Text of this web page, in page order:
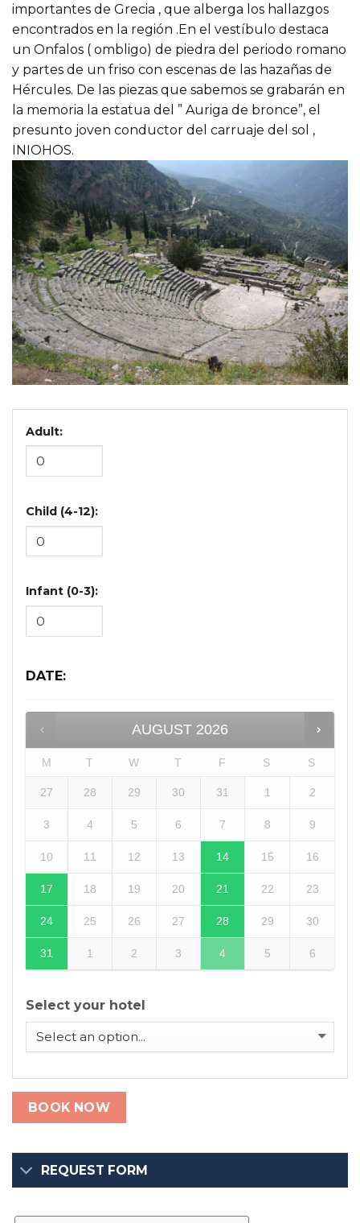
importantes de Grecia , que alberga los hallazgos
encontrados en la región .En el vestíbulo destaca
un Onfalos ( ombligo) de piedra del periodo romano
y partes de un friso con escenas de las hazañas de
Hércules. De las piezas que sabemos se grabarán en
la memoria la estatua del ” Auriga de bronce”, el
presunto joven conductor del carruaje del sol ,
INIOHOS.
Adult:
Child (4-12):
Infant (0-3):
DATE:
AUGUST 2026
M T W T F S S
27 28 29 30 31 1 2
3 4 5 6 7 8 9
10 11 12 13 14 15 16
17 18 19 20 21 22 23
24 25 26 27 28 29 30
31 1 2 3 4 5 6
Select your hotel
BOOK NOW
REQUEST FORM